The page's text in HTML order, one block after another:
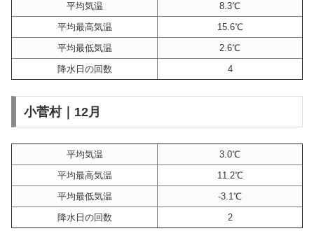
平均気温
8.3℃
平均最高気温
15.6℃
平均最低気温
2.6℃
降水日の回数
4
小菅村｜12月
平均気温
3.0℃
平均最高気温
11.2℃
平均最低気温
-3.1℃
降水日の回数
2